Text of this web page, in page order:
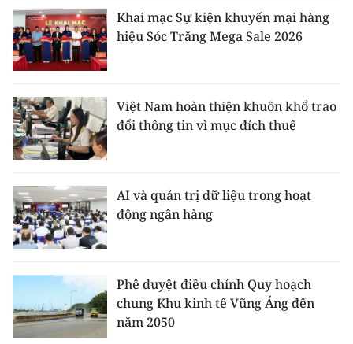
Khai mạc Sự kiện khuyến mại hàng
hiệu Sóc Trăng Mega Sale 2026
Việt Nam hoàn thiện khuôn khổ trao
đổi thông tin vì mục đích thuế
AI và quản trị dữ liệu trong hoạt
động ngân hàng
Phê duyệt điều chỉnh Quy hoạch
chung Khu kinh tế Vũng Áng đến
năm 2050